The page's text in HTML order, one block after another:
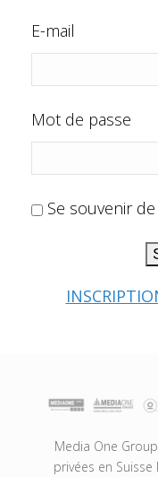
E-mail
Mot de passe
Se souvenir
Media One
privées en